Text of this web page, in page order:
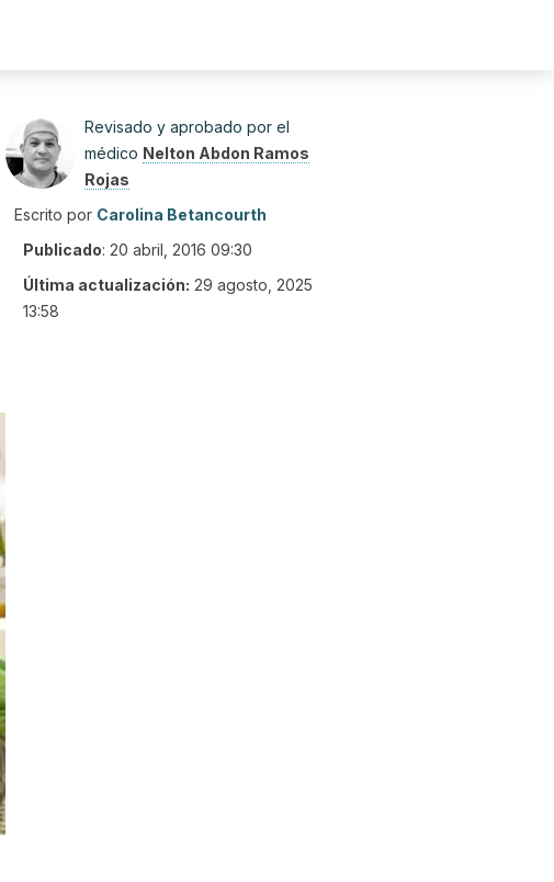
Revisado y aprobado por el
médico Nelton Abdon Ramos
Rojas
Escrito por Carolina Betancourth
Publicado: 20 abril, 2016 09:30
Última actualización: 29 agosto, 2025
13:58